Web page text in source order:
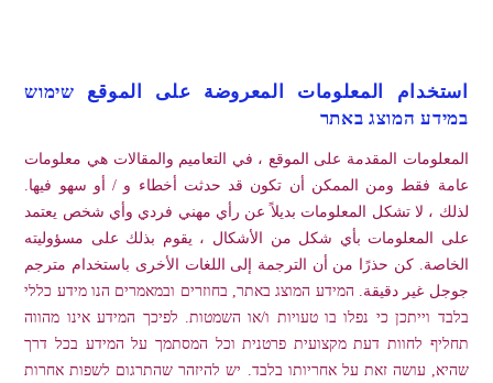
استخدام المعلومات المعروضة على الموقع שימוש
במידע המוצג באתר
المعلومات المقدمة على الموقع ، في التعاميم والمقالات هي معلومات
عامة فقط ومن الممكن أن تكون قد حدثت أخطاء و / أو سهو فيها.
لذلك ، لا تشكل المعلومات بديلاً عن رأي مهني فردي وأي شخص يعتمد
على المعلومات بأي شكل من الأشكال ، يقوم بذلك على مسؤوليته
الخاصة. كن حذرًا من أن الترجمة إلى اللغات الأخرى باستخدام مترجم
جوجل غير دقيقة. המידע המוצג באתר, בחוזרים ובמאמרים הנו מידע כללי
בלבד וייתכן כי נפלו בו טעויות ו/או השמטות. לפיכך המידע אינו מהווה
תחליף לחוות דעת מקצועית פרטנית וכל המסתמך על המידע בכל דרך
שהיא, עושה זאת על אחריותו בלבד. יש להיזהר שהתרגום לשפות אחרות